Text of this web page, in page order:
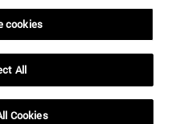
cookies
All
Cookies